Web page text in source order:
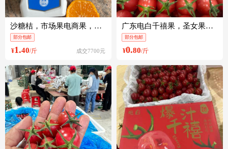
沙糖桔，市场果电商果，一手货源产地直供，现在大量上市欢迎来电
部分包邮
¥1.40/斤 成交7700元
广东电白千禧果，圣女果，产地直供，一手货源，欢迎各位老板来电
部分包邮
¥0.80/斤